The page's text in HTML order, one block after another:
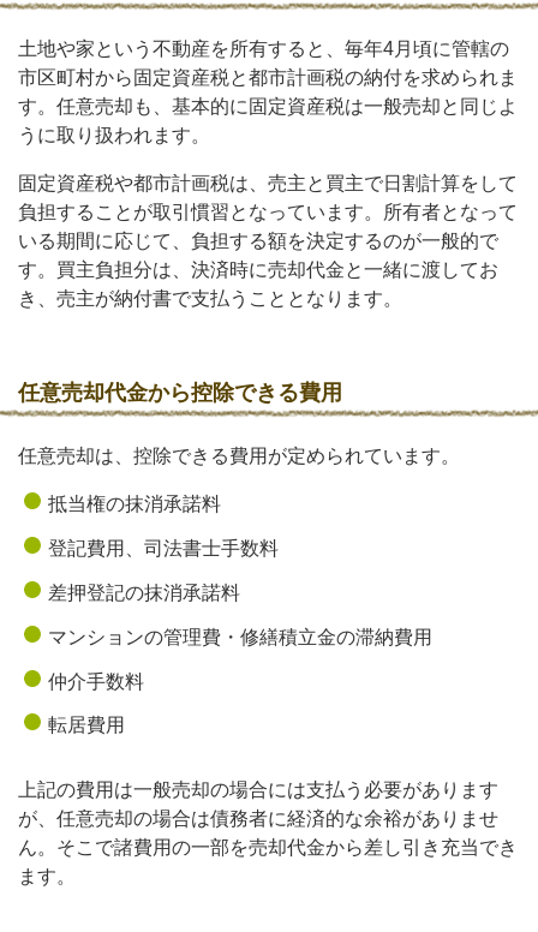
土地や家という不動産を所有すると、毎年4月頃に管轄の
市区町村から固定資産税と都市計画税の納付を求められま
す。任意売却も、基本的に固定資産税は一般売却と同じよ
うに取り扱われます。
固定資産税や都市計画税は、売主と買主で日割計算をして
負担することが取引慣習となっています。所有者となって
いる期間に応じて、負担する額を決定するのが一般的で
す。買主負担分は、決済時に売却代金と一緒に渡してお
き、売主が納付書で支払うこととなります。
任意売却代金から控除できる費用
任意売却は、控除できる費用が定められています。
抵当権の抹消承諾料
登記費用、司法書士手数料
差押登記の抹消承諾料
マンションの管理費・修繕積立金の滞納費用
仲介手数料
転居費用
上記の費用は一般売却の場合には支払う必要があります
が、任意売却の場合は債務者に経済的な余裕がありませ
ん。そこで諸費用の一部を売却代金から差し引き充当でき
ます。